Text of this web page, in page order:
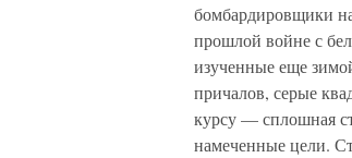
бомбардировщики
прошлой войне с
изученные еще
причалов, серые
курсу — сплошная
намеченные цели.